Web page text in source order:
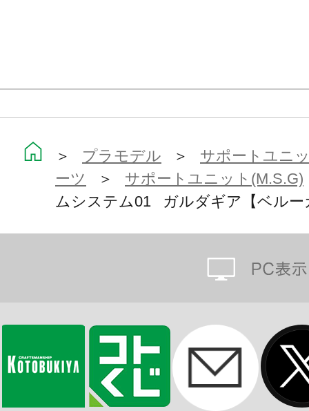
＞ プラモデル ＞ サポートユニ
ーツ
＞ サポートユニット(M.S.G)
ムシステム01 ガルダギア【ベルー